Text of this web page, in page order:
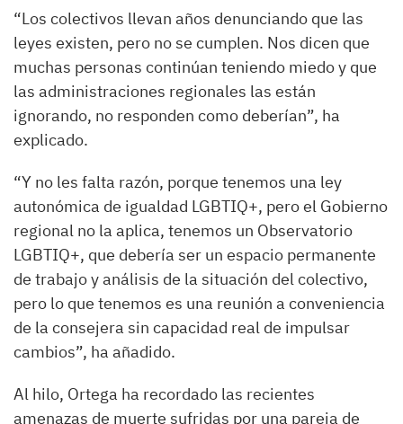
“Los colectivos llevan años denunciando que las
leyes existen, pero no se cumplen. Nos dicen que
muchas personas continúan teniendo miedo y que
las administraciones regionales las están
ignorando, no responden como deberían”, ha
explicado.
“Y no les falta razón, porque tenemos una ley
autonómica de igualdad LGBTIQ+, pero el Gobierno
regional no la aplica, tenemos un Observatorio
LGBTIQ+, que debería ser un espacio permanente
de trabajo y análisis de la situación del colectivo,
pero lo que tenemos es una reunión a conveniencia
de la consejera sin capacidad real de impulsar
cambios”, ha añadido.
Al hilo, Ortega ha recordado las recientes
amenazas de muerte sufridas por una pareja de